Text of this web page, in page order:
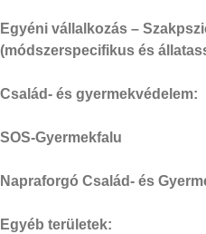
Egyéni vállalkozás –
(módszerspecifikus és
Család- és gyermekvédelem:
SOS-Gyermekfalu
Napraforgó Család- és
Egyéb területek: